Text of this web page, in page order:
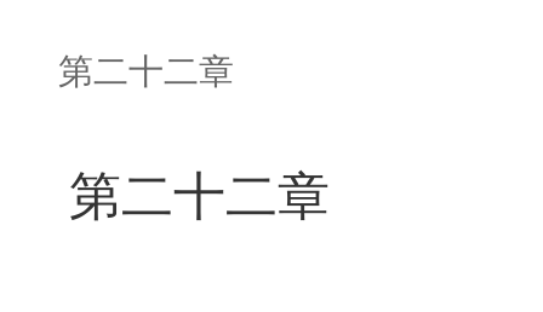
第二十二章
第二十二章